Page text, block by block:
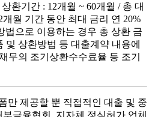
환기간 : 12개월 ~ 60개월 / 총 대
월 기간 동안 최대 금리 연 20%
법으로 이용하는 경우 총 상환 금
및 상환방법 등 대출계약 내용에
무의 조기상환수수료율 등 조기
만 제공할 뿐 직접적인 대출 및 중
금융협회, 지자체 정식허가 업체